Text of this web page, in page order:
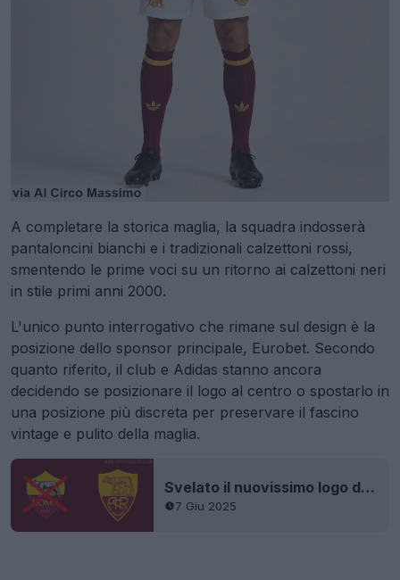
A completare la storica maglia, la squadra indosserà
pantaloncini bianchi e i tradizionali calzettoni rossi,
smentendo le prime voci su un ritorno ai calzettoni neri
in stile primi anni 2000.
L'unico punto interrogativo che rimane sul design è la
posizione dello sponsor principale, Eurobet. Secondo
quanto riferito, il club e Adidas stanno ancora
decidendo se posizionare il logo al centro o spostarlo in
una posizione più discreta per preservare il fascino
vintage e pulito della maglia.
Svelato il nuovissimo logo dell'AS Roma
7 Giu 2025